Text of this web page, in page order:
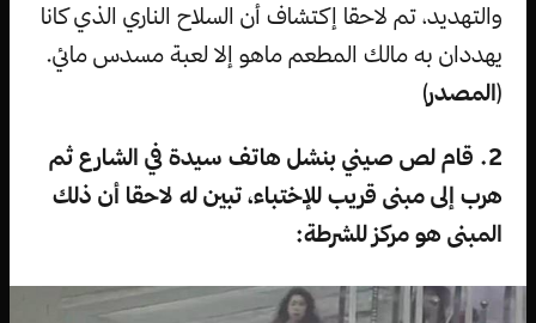
والتهديد، تم لاحقا إكتشاف أن السلاح الناري الذي كانا
يهددان به مالك المطعم ماهو إلا لعبة مسدس مائي.
(المصدر)
2. قام لص صيني بنشل هاتف سيدة في الشارع ثم
هرب إلى مبنى قريب للإختباء، تبين له لاحقا أن ذلك
المبنى هو مركز للشرطة: